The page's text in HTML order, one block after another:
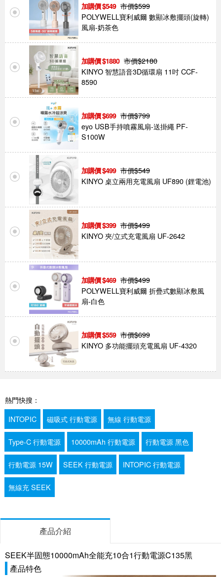
549 市價$599
POLYWELL寶利威爾 數顯冰敷擺頭(旋轉)
風扇-奶茶色
1880 市價$2180
KINYO 智慧語音3D循環扇 11吋 CCF-
8590
699 市價$799
eyo USB手持噴霧風扇-送掛繩 PF-
S100W
499 市價$549
KINYO 桌立兩用充電風扇 UF890 (鋰電池)
399 市價$499
KINYO 夾/立式充電風扇 UF-2642
469 市價$499
POLYWELL寶利威爾 折疊式數顯冰敷風
扇-白色
559 市價$699
KINYO 多功能擺頭充電風扇 UF-4320
熱門快搜：
INTOPIC
磁吸式 行動電源 無線 行動電源
Type-C 行動電源 10000mAh 行動電源 行動電源 黑色
行動電源 15W SEEK 行動電源 INTOPIC 行動電源
無線充 SEEK
產品介紹
SEEK半固態10000mAh全能充10合1行動電源C135黑
產品特色